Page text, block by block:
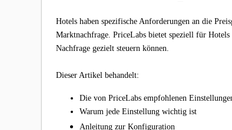
Hotels haben spezifische Anforderungen an die
Marktnachfrage. PriceLabs bietet speziell für
Nachfrage gezielt steuern können.
Dieser Artikel behandelt:
Die von PriceLabs empfohlenen
Warum jede Einstellung wichtig ist
Anleitung zur Konfiguration